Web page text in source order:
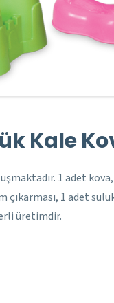
Kale
1 adet
çıkarması, 1 adet
üretimdir.